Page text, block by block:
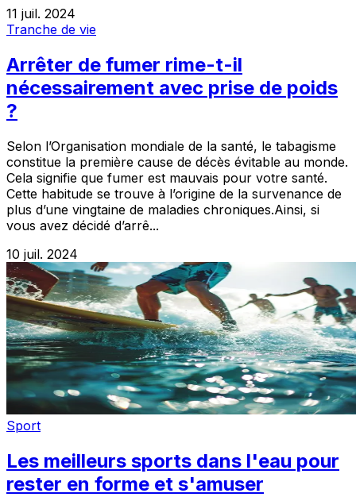
11 juil. 2024
Tranche de vie
Arrêter de fumer rime-t-il
nécessairement avec prise de poids
?
Selon l’Organisation mondiale de la santé, le tabagisme
constitue la première cause de décès évitable au monde.
Cela signifie que fumer est mauvais pour votre santé.
Cette habitude se trouve à l’origine de la survenance de
plus d’une vingtaine de maladies chroniques.Ainsi, si
vous avez décidé d’arrê...
10 juil. 2024
Sport
Les meilleurs sports dans l'eau pour
rester en forme et s'amuser